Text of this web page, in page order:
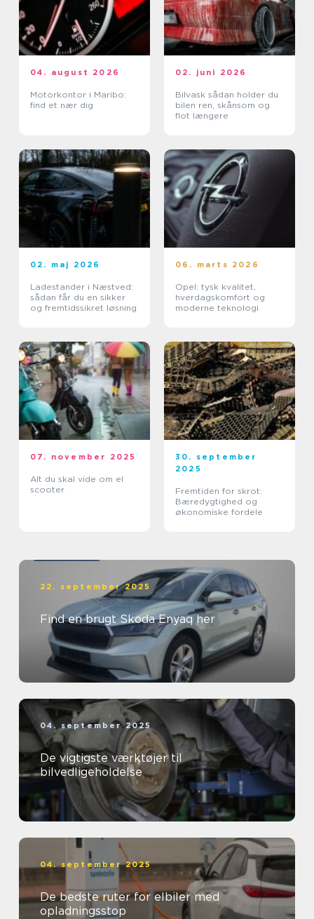
04. august 2026
Motorkontor i Maribo:
find et nær dig
02. juni 2026
Bilvask sådan holder du
bilen ren, skånsom og
flot længere
02. maj 2026
Ladestander i Næstved:
sådan får du en sikker
og fremtidssikret løsning
06. marts 2026
Opel: tysk kvalitet,
hverdagskomfort og
moderne teknologi
07. november 2025
Alt du skal vide om el
scooter
30. september
2025
Fremtiden for skrot:
Bæredygtighed og
økonomiske fordele
22. september 2025
Find en brugt Skoda Enyaq her
04. september 2025
De vigtigste værktøjer til
bilvedligeholdelse
04. september 2025
De bedste ruter for elbiler med
opladningsstop